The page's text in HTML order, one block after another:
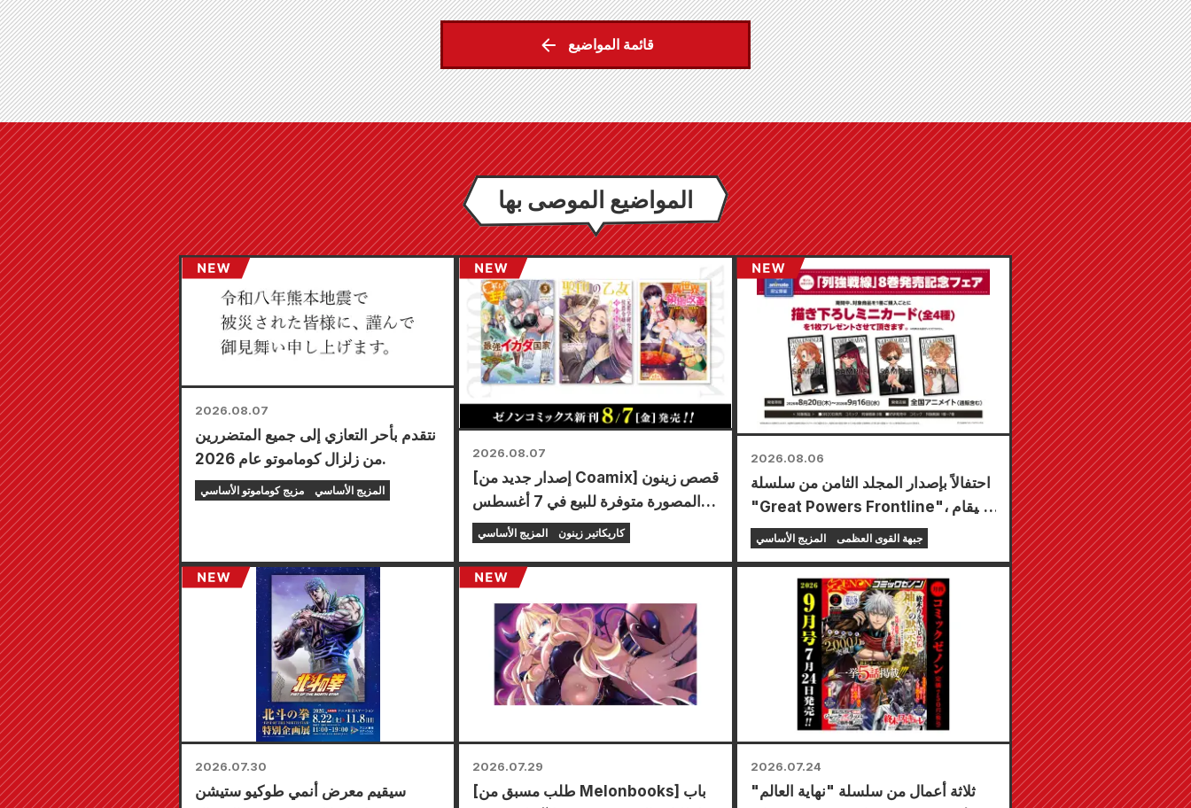
قائمة المواضيع
المواضيع الموصى بها
2026.08.07
نتقدم بأحر التعازي إلى جميع المتضررين
من زلزال كوماموتو عام 2026.
مزيج كوماموتو الأساسي المزيج الأساسي
2026.08.07
[إصدار جديد من Coamix] قصص زينون
المصورة متوفرة للبيع في 7 أغسطس
(الجمعة)!
المزيج الأساسي كاريكاتير زينون
2026.08.06
احتفالاً بإصدار المجلد الثامن من سلسلة
"Great Powers Frontline"، سيقام
معرض لفترة محدودة في متاجر
Animate في جميع أنحاء البلاد ابتداءً
من 20 أغسطس، حيث يمكنك الحصول
أنواع إجمالاً)!
المزيج الأساسي جبهة القوى العظمى
2026.07.30
سيقيم معرض أنمي طوكيو ستيشن
2026.07.29
[طلب مسبق من Melonbooks] باب
2026.07.24
ثلاثة أعمال من سلسلة "نهاية العالم"